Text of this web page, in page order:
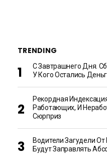
TRENDING
С Завтрашнего Дня.
У Кого Остались
Рекордная
Работающих, И
Сюрприз
Водители Загудели
Будут Заправлять